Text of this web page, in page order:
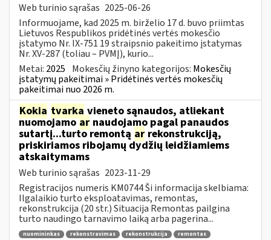
Web turinio sąrašas 2025-06-26
Informuojame, kad 2025 m. birželio 17 d. buvo priimtas
Lietuvos Respublikos pridėtinės vertės mokesčio
įstatymo Nr. IX-751 19 straipsnio pakeitimo įstatymas
Nr. XV-287 (toliau – PVMĮ), kurio...
Metai: 2025 Mokesčių žinyno kategorijos: Mokesčių
įstatymų pakeitimai » Pridėtinės vertės mokesčių
pakeitimai nuo 2026 m.
Kokia tvarka vieneto sąnaudos, atliekant
nuomojamoar naudojamo pagal panaudos
sutartį...turto remontą ar rekonstrukciją,
priskiriamos ribojamų dydžių leidžiamiems
atskaitymams
Web turinio sąrašas 2023-11-29
Registracijos numeris KM0744 Ši informacija skelbiama:
Ilgalaikio turto eksploatavimas, remontas,
rekonstrukcija (20 str.) Situacija Remontas pailgina
turto naudingo tarnavimo laiką arba pagerina...
nuomininkas rekonstravimas rekonstrukcija
remontas